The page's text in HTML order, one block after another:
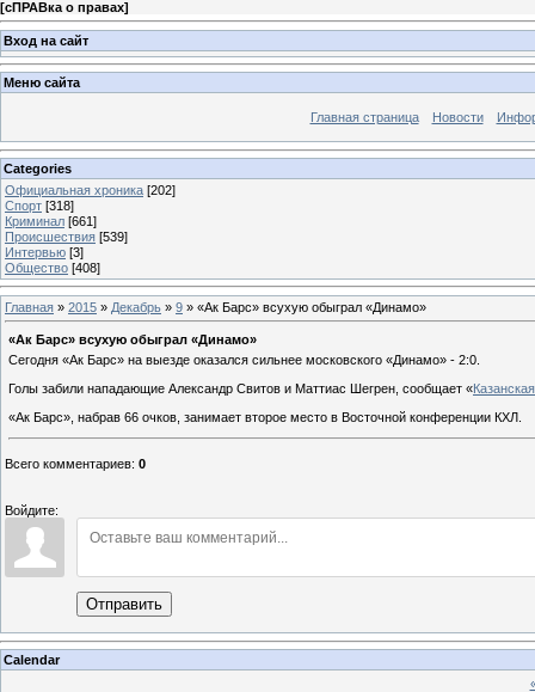
[сПРАВка о правах]
Вход на сайт
Меню сайта
Главная страница Новости
Categories
Официальная хроника [202]
Спорт [318]
Криминал [661]
Происшествия [539]
Интервью [3]
Общество [408]
Главная » 2015 » Декабрь » 9 » «Ак Барс» всухую обыграл «Динамо»
«Ак Барс» всухую обыграл «Динамо»
Сегодня «Ак Барс» на выезде оказался сильнее московского «Динамо» - 2:0.
Голы забили нападающие Александр Свитов и Маттиас Шегрен, сообщает «
«Ак Барс», набрав 66 очков, занимает второе место в Восточной конференции КХЛ.
Всего комментариев: 0
Войдите:
Отправить
Calendar